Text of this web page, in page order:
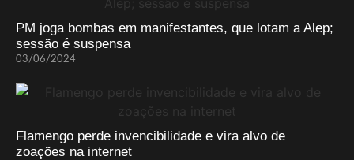
PM joga bombas em manifestantes, que lotam a Alep;
sessão é suspensa
03/06/2024
Flamengo perde invencibilidade e vira alvo de
zoações na internet